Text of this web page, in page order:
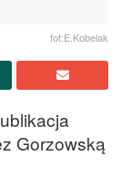
fot:E.Kobelak
Gorzowską